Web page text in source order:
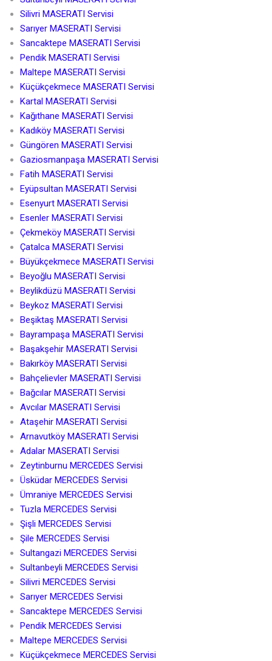
Silivri MASERATI Servisi
Sarıyer MASERATI Servisi
Sancaktepe MASERATI Servisi
Pendik MASERATI Servisi
Maltepe MASERATI Servisi
Küçükçekmece MASERATI Servisi
Kartal MASERATI Servisi
Kağıthane MASERATI Servisi
Kadıköy MASERATI Servisi
Güngören MASERATI Servisi
Gaziosmanpaşa MASERATI Servisi
Fatih MASERATI Servisi
Eyüpsultan MASERATI Servisi
Esenyurt MASERATI Servisi
Esenler MASERATI Servisi
Çekmeköy MASERATI Servisi
Çatalca MASERATI Servisi
Büyükçekmece MASERATI Servisi
Beyoğlu MASERATI Servisi
Beylikdüzü MASERATI Servisi
Beykoz MASERATI Servisi
Beşiktaş MASERATI Servisi
Bayrampaşa MASERATI Servisi
Başakşehir MASERATI Servisi
Bakırköy MASERATI Servisi
Bahçelievler MASERATI Servisi
Bağcılar MASERATI Servisi
Avcılar MASERATI Servisi
Ataşehir MASERATI Servisi
Arnavutköy MASERATI Servisi
Adalar MASERATI Servisi
Zeytinburnu MERCEDES Servisi
Üsküdar MERCEDES Servisi
Ümraniye MERCEDES Servisi
Tuzla MERCEDES Servisi
Şişli MERCEDES Servisi
Şile MERCEDES Servisi
Sultangazi MERCEDES Servisi
Sultanbeyli MERCEDES Servisi
Silivri MERCEDES Servisi
Sarıyer MERCEDES Servisi
Sancaktepe MERCEDES Servisi
Pendik MERCEDES Servisi
Maltepe MERCEDES Servisi
Küçükçekmece MERCEDES Servisi